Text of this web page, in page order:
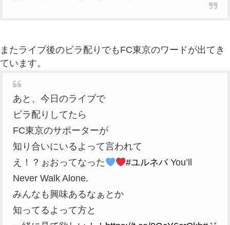
またライブ後のビラ配りでもFC東京のワードが出てき
ています。
あと、今日のライブで
ビラ配りしてたら
FC東京のサポーターが
知り合いにいるよって言われて
え！？ぉおってなった
#ユルネバYou’ll
Never Walk Alone.
みんなも興味あるなぁとか
知ってるよって方と